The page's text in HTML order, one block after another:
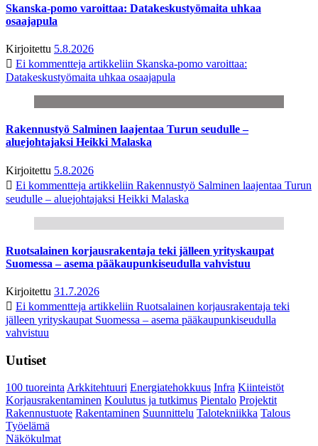
Skanska-pomo varoittaa: Datakeskustyömaita uhkaa
osaajapula
Kirjoitettu 5.8.2026
Ei kommentteja artikkeliin Skanska-pomo varoittaa:
Datakeskustyömaita uhkaa osaajapula
Rakennustyö Salminen laajentaa Turun seudulle –
aluejohtajaksi Heikki Malaska
Kirjoitettu 5.8.2026
Ei kommentteja artikkeliin Rakennustyö Salminen laajentaa Turun
seudulle – aluejohtajaksi Heikki Malaska
Ruotsalainen korjausrakentaja teki jälleen yrityskaupat
Suomessa – asema pääkaupunkiseudulla vahvistuu
Kirjoitettu 31.7.2026
Ei kommentteja artikkeliin Ruotsalainen korjausrakentaja teki
jälleen yrityskaupat Suomessa – asema pääkaupunkiseudulla
vahvistuu
Uutiset
100 tuoreintaArkkitehtuuri Energiatehokkuus Infra Kiinteistöt
Korjausrakentaminen Koulutus ja tutkimus Pientalo Projektit
Rakennustuote Rakentaminen Suunnittelu Talotekniikka Talous
Työelämä
Näkökulmat